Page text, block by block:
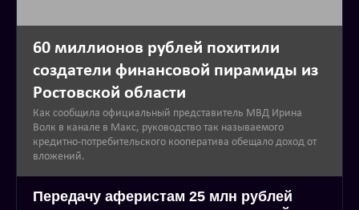
60 миллионов рублей похитили
создатели финансовой пирамиды из
Ростовской области
Как сообщила официальный представитель МВД Ирина
Волк в канале в Макс, руководство так называемого
кредитно-потребительского кооператива обещало доход от
вложений.
Передачу аферистам 25 млн рублей